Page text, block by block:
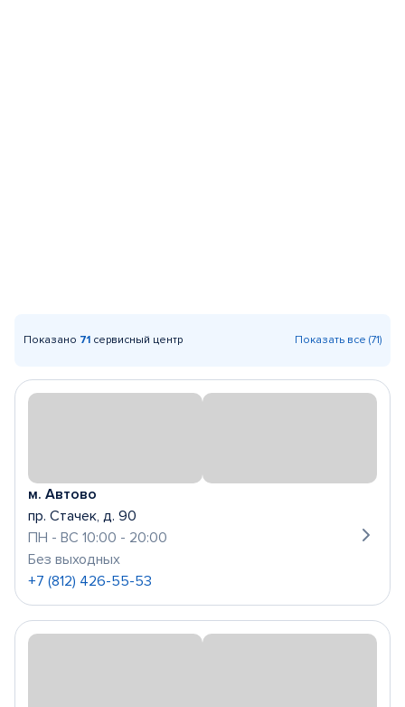
Показано 71 сервисный центр Показать все (71)
м. Автово
пр. Стачек, д. 90
ПН - ВС 10:00 - 20:00
Без выходных
+7 (812) 426-55-53